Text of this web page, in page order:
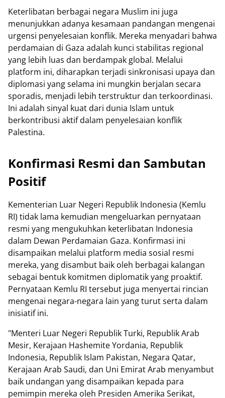
Keterlibatan berbagai negara Muslim ini juga
menunjukkan adanya kesamaan pandangan mengenai
urgensi penyelesaian konflik. Mereka menyadari bahwa
perdamaian di Gaza adalah kunci stabilitas regional
yang lebih luas dan berdampak global. Melalui
platform ini, diharapkan terjadi sinkronisasi upaya dan
diplomasi yang selama ini mungkin berjalan secara
sporadis, menjadi lebih terstruktur dan terkoordinasi.
Ini adalah sinyal kuat dari dunia Islam untuk
berkontribusi aktif dalam penyelesaian konflik
Palestina.
Konfirmasi Resmi dan Sambutan
Positif
Kementerian Luar Negeri Republik Indonesia (Kemlu
RI) tidak lama kemudian mengeluarkan pernyataan
resmi yang mengukuhkan keterlibatan Indonesia
dalam Dewan Perdamaian Gaza. Konfirmasi ini
disampaikan melalui platform media sosial resmi
mereka, yang disambut baik oleh berbagai kalangan
sebagai bentuk komitmen diplomatik yang proaktif.
Pernyataan Kemlu RI tersebut juga menyertai rincian
mengenai negara-negara lain yang turut serta dalam
inisiatif ini.
"Menteri Luar Negeri Republik Turki, Republik Arab
Mesir, Kerajaan Hashemite Yordania, Republik
Indonesia, Republik Islam Pakistan, Negara Qatar,
Kerajaan Arab Saudi, dan Uni Emirat Arab menyambut
baik undangan yang disampaikan kepada para
pemimpin mereka oleh Presiden Amerika Serikat,